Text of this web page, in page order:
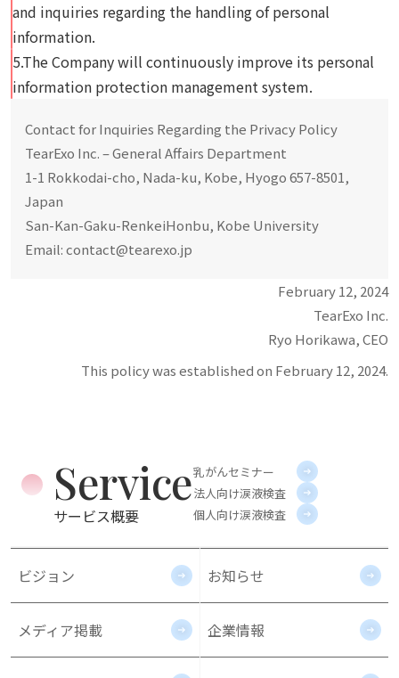
and inquiries regarding the handling of personal
information.
5.The Company will continuously improve its personal
information protection management system.
Contact for Inquiries Regarding the Privacy Policy
TearExo Inc. – General Affairs Department
1-1 Rokkodai-cho, Nada-ku, Kobe, Hyogo 657-8501,
Japan
San-Kan-Gaku-RenkeiHonbu, Kobe University
Email: contact@tearexo.jp
February 12, 2024
TearExo Inc.
Ryo Horikawa, CEO
This policy was established on February 12, 2024.
Service
サービス概要
乳がんセミナー
法人向け涙液検査
個人向け涙液検査
ビジョン
メディア掲載
お知らせ
企業情報